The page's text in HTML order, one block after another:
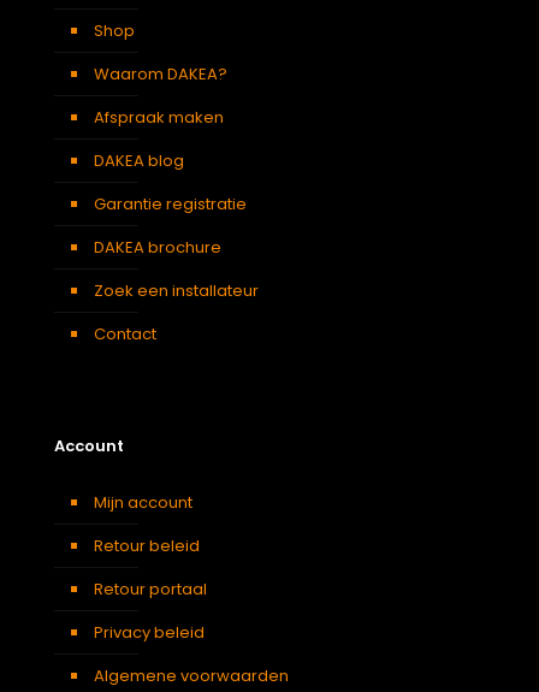
Shop
Waarom DAKEA?
Afspraak maken
DAKEA blog
Garantie registratie
DAKEA brochure
Zoek een installateur
Contact
Account
Mijn account
Retour beleid
Retour portaal
Privacy beleid
Algemene voorwaarden